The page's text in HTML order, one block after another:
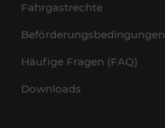
Fahrgastrechte
Beförderungsbedingungen
Häufige Fragen (FAQ)
Downloads